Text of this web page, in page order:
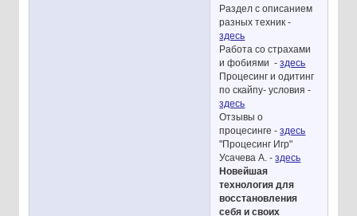
Раздел с описанием
разных техник -
здесь
Работа со страхами
и фобиями -здесь
Процесинг и одитинг
по скайпу- условия -
здесь
Отзывы о
процесинге -здесь
"Процесинг Игр"
Усачева А. -здесь
Новейшая
технология для
восстановления
себя и своих